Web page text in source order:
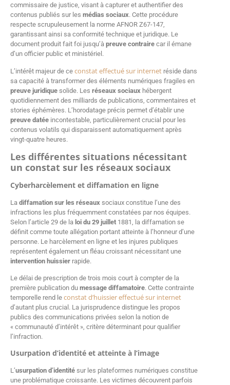
commissaire de justice, visant à capturer et authentifier des
contenus publiés sur les médias sociaux. Cette procédure
respecte scrupuleusement la norme AFNOR Z67-147,
garantissant ainsi sa conformité technique et juridique. Le
document produit fait foi jusqu’à preuve contraire car il émane
d’un officier public et ministériel.
L’intérêt majeur de ce constat effectué sur internet réside dans
sa capacité à transformer des éléments numériques fragiles en
preuve juridique solide. Les réseaux sociaux hébergent
quotidiennement des milliards de publications, commentaires et
stories éphémères. L’horodatage précis permet d’établir une
preuve datée incontestable, particulièrement crucial pour les
contenus volatils qui disparaissent automatiquement après
vingt-quatre heures.
Les différentes situations nécessitant
un constat sur les réseaux sociaux
Cyberharcèlement et diffamation en ligne
La diffamation sur les réseaux sociaux constitue l’une des
infractions les plus fréquemment constatées par nos équipes.
Selon l’article 29 de la loi du 29 juillet 1881, la diffamation se
définit comme toute allégation portant atteinte à l’honneur d’une
personne. Le harcèlement en ligne et les injures publiques
représentent également un fléau croissant nécessitant une
intervention huissier rapide.
Le délai de prescription de trois mois court à compter de la
première publication du message diffamatoire. Cette contrainte
temporelle rend le constat d’huissier effectué sur internet
d’autant plus crucial. La jurisprudence distingue les propos
publics des communications privées selon la notion de
« communauté d’intérêt », critère déterminant pour qualifier
l’infraction.
Usurpation d’identité et atteinte à l’image
L’usurpation d’identité sur les plateformes numériques constitue
une problématique croissante. Les victimes découvrent parfois